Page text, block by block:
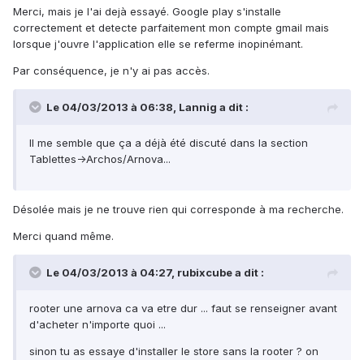
Merci, mais je l'ai dejà essayé. Google play s'installe
correctement et detecte parfaitement mon compte gmail mais
lorsque j'ouvre l'application elle se referme inopinémant.
Par conséquence, je n'y ai pas accès.
Le 04/03/2013 à 06:38, Lannig a dit :
Il me semble que ça a déjà été discuté dans la section
Tablettes->Archos/Arnova...
Désolée mais je ne trouve rien qui corresponde à ma recherche.
Merci quand même.
Le 04/03/2013 à 04:27, rubixcube a dit :
rooter une arnova ca va etre dur ... faut se renseigner avant
d'acheter n'importe quoi ...
sinon tu as essaye d'installer le store sans la rooter ? on